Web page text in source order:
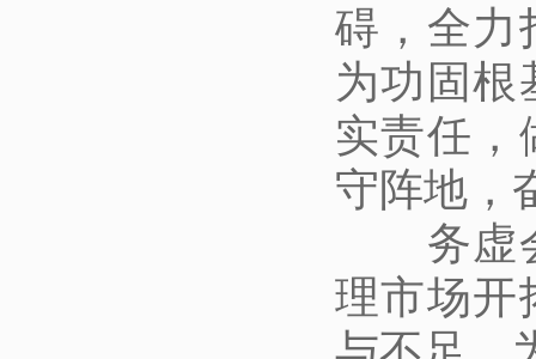
碍，全力
为功固根
实责任，
守阵地，
务虚
理市场开